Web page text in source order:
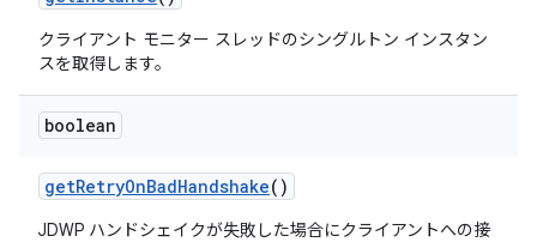
クライアント モニター スレッドのシングルトン インスタン
スを取得します。
boolean
getRetryOnBadHandshake()
JDWP ハンドシェイクが失敗した場合にクライアントへの接